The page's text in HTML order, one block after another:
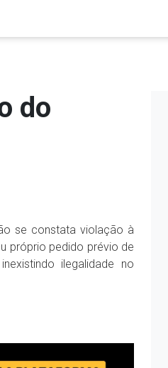
do
se constata violação à
próprio pedido prévio de
ilegalidade no